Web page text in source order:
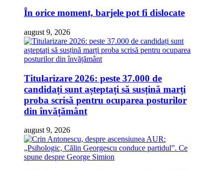
În orice moment, barjele pot fi dislocate
august 9, 2026
Titularizare 2026: peste 37.000 de
candidați sunt așteptați să susțină marți
proba scrisă pentru ocuparea posturilor
din învățământ
august 9, 2026